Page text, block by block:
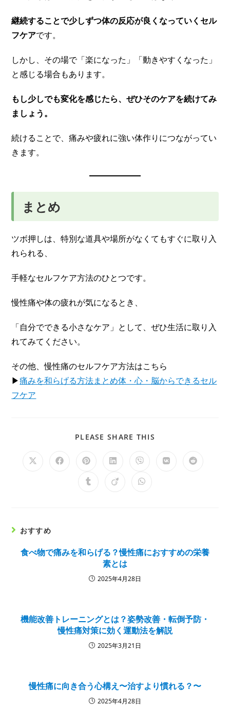
継続することで少しずつ体の反応が良くなっていくセル
フケアです。
しかし、その場で「楽になった」「動きやすくなった」
と感じる場合もあります。
もし少しでも変化を感じたら、ぜひそのケアを続けてみ
ましょう。
続けることで、痛みや疲れに強い体作りにつながってい
きます。
まとめ
ツボ押しは、特別な道具や場所がなくてもすぐに取り入
れられる、
手軽なセルフケア方法のひとつです。
慢性痛や体の疲れが気になるとき、
「自分でできる小さなケア」として、ぜひ生活に取り入
れてみてください。
その他、慢性痛のセルフケア方法はこちら
▶痛みを和らげる方法まとめ体・心・脳からできるセル
フケア
PLEASE SHARE THIS
おすすめ
食べ物で痛みを和らげる？慢性痛におすすめの栄養
素とは
2025年4月28日
機能改善トレーニングとは？姿勢改善・転倒予防・
慢性痛対策に効く運動法を解説
2025年3月21日
慢性痛に向き合う心構え〜治すより慣れる？〜
2025年4月28日